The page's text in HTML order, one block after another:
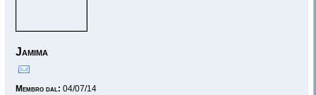
Jamima
Membro dal: 04/07/14